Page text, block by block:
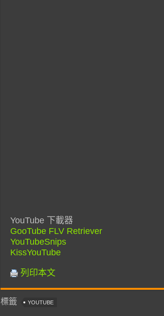
YouTube 下載器
GooTube FLV Retriever
YouTubeSnips
KissYouTube
列印本文
標籤 YOUTUBE